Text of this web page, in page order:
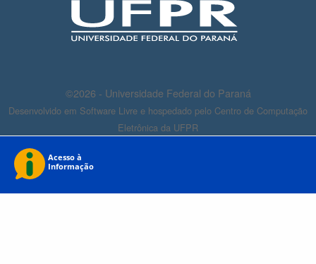
©2026 - Universidade Federal do Paraná
Desenvolvido em Software Livre e hospedado pelo Centro de Computação
Eletrônica da UFPR